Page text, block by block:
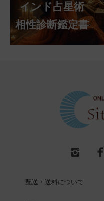
インド占星術
相性診断鑑定書
配送・送料について